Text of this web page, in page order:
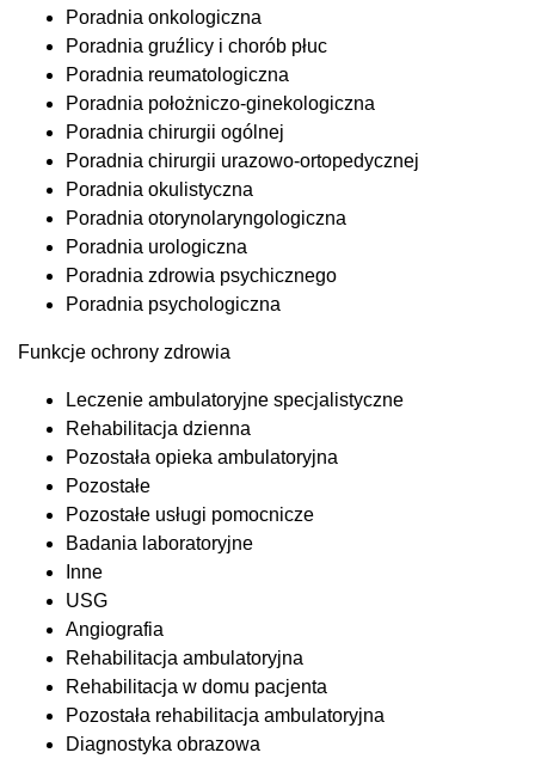
Poradnia onkologiczna
Poradnia gruźlicy i chorób płuc
Poradnia reumatologiczna
Poradnia położniczo-ginekologiczna
Poradnia chirurgii ogólnej
Poradnia chirurgii urazowo-ortopedycznej
Poradnia okulistyczna
Poradnia otorynolaryngologiczna
Poradnia urologiczna
Poradnia zdrowia psychicznego
Poradnia psychologiczna
Funkcje ochrony zdrowia
Leczenie ambulatoryjne specjalistyczne
Rehabilitacja dzienna
Pozostała opieka ambulatoryjna
Pozostałe
Pozostałe usługi pomocnicze
Badania laboratoryjne
Inne
USG
Angiografia
Rehabilitacja ambulatoryjna
Rehabilitacja w domu pacjenta
Pozostała rehabilitacja ambulatoryjna
Diagnostyka obrazowa